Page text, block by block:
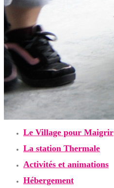
Le Village pour Maigrir
La station Thermale
Activités et animations
Hébergement